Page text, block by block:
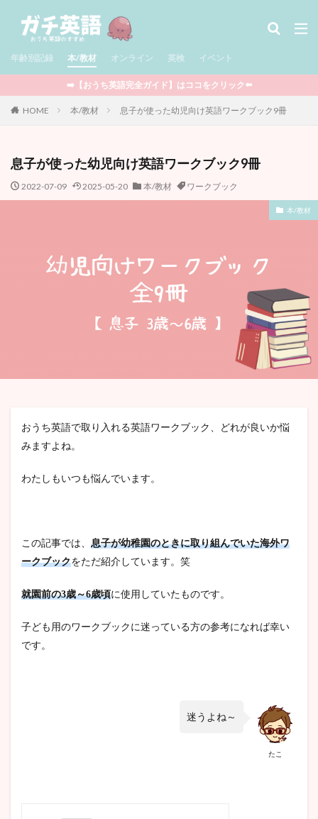
年齢別記録 本/教材 オンライン 英検 イベント
➡️【おうち英語完全ガイド】はココをクリック⬅️
HOME 本/教材 息子が使った幼児向け英語ワークブック9冊
息子が使った幼児向け英語ワークブック9冊
2022-07-09 2025-05-20 本/教材 ワークブック
本/教材
おうち英語で取り入れる英語ワークブック、どれが良いか悩
みますよね。
わたしもいつも悩んでいます。
この記事では、 息子が幼稚園のときに取り組んでいた海外ワ
ークブックをただ紹介しています。笑
就園前の3歳～6歳頃に使用していたものです。
子ども用のワークブックに迷っている方の参考になれば幸い
です。
たこ
迷うよね～
タグ
児童書 / Middle Grade 多読
児童書 / Chapter Books
図鑑 セール情報
サマースクール
YouTube
映画 ワークブック
英検
まとめ記事
フォニックス
マンガ
イベント
おうち英語全般
娘の記録
親向けの本
検索